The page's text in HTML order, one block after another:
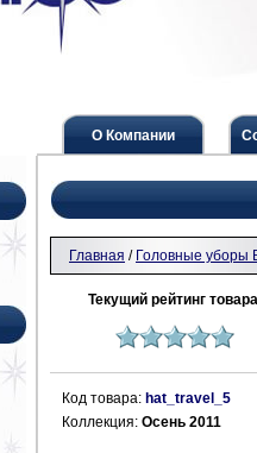
О Компании
Главная / Головные уборы
Текущий рейтинг
Код товара: hat_travel_5
Коллекция: Осень 2011